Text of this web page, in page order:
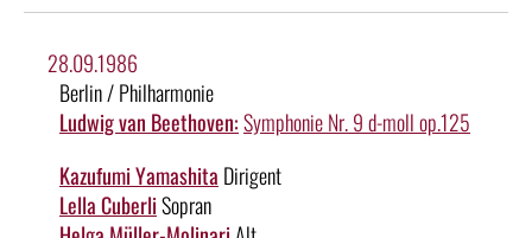
28.09.1986
Berlin / Philharmonie
Ludwig van Beethoven:Symphonie Nr. 9 d-moll op.125
Kazufumi Yamashita Dirigent
Lella CuberliSopran